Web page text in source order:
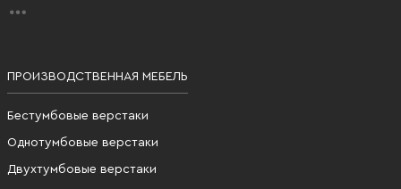
ПРОИЗВОДСТВЕННАЯ МЕБЕЛЬ
Бестумбовые верстаки
Однотумбовые верстаки
Двухтумбовые верстаки